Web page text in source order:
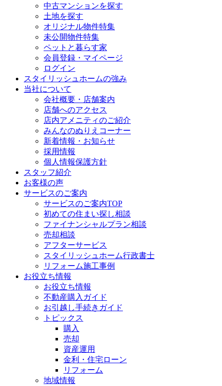
中古マンションを探す
土地を探す
オリジナル物件特集
未公開物件特集
ペットと暮らす家
会員登録・マイページ
ログイン
スタイリッシュホームの強み
当社について
会社概要・店舗案内
店舗へのアクセス
店内アメニティのご紹介
みんなのぬりえコーナー
新着情報・お知らせ
採用情報
個人情報保護方針
スタッフ紹介
お客様の声
サービスのご案内
サービスのご案内TOP
初めての住まい探し相談
ファイナンシャルプラン相談
売却相談
アフターサービス
スタイリッシュホーム行政書士
リフォーム施工事例
お役立ち情報
お役立ち情報
不動産購入ガイド
お引越し手続きガイド
トピックス
購入
売却
資産運用
金利・住宅ローン
リフォーム
地域情報